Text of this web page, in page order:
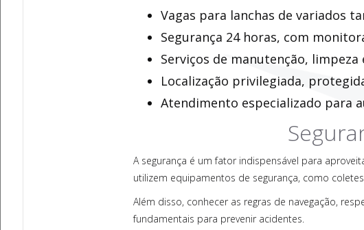
Vagas para lanchas de variados
Segurança 24 horas, com
Serviços de manutenção,
Localização privilegiada,
Atendimento especializado para
A segurança é um fator indispensável para
utilizem equipamentos de segurança, como
Além disso, conhecer as regras de navegação,
fundamentais para prevenir acidentes.